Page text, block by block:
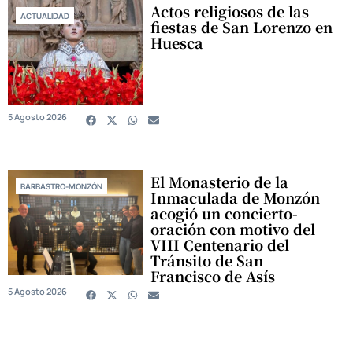
ACTUALIDAD Actos religiosos de las
fiestas de San Lorenzo en
Huesca
5 Agosto 2026
BARBASTRO-MONZÓN El Monasterio de la
Inmaculada de Monzón
acogió un concierto-
oración con motivo del
VIII Centenario del
Tránsito de San
Francisco de Asís
5 Agosto 2026